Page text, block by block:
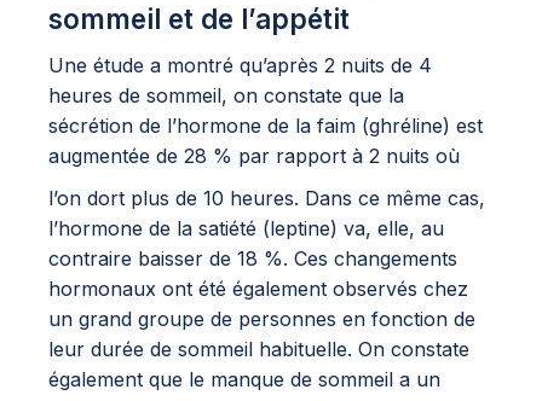
sommeil et de l’appétit
Une étude a montré qu’après 2 nuits de 4
heures de sommeil, on constate que la
sécrétion de l’hormone de la faim (ghréline) est
augmentée de 28 % par rapport à 2 nuits où
l’on dort plus de 10 heures. Dans ce même cas,
l’hormone de la satiété (leptine) va, elle, au
contraire baisser de 18 %. Ces changements
hormonaux ont été également observés chez
un grand groupe de personnes en fonction de
leur durée de sommeil habituelle. On constate
également que le manque de sommeil a un